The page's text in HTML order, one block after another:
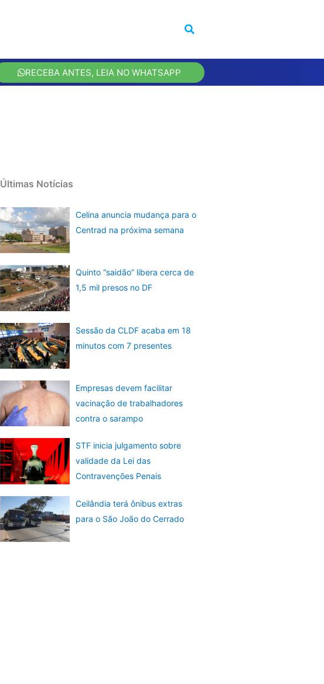
RECEBA ANTES, LEIA NO WHATSAPP
Últimas Notícias
Celina anuncia mudança para o
Centrad na próxima semana
Quinto “saidão” libera cerca de
1,5 mil presos no DF
Sessão da CLDF acaba em 18
minutos com 7 presentes
Empresas devem facilitar
vacinação de trabalhadores
contra o sarampo
STF inicia julgamento sobre
validade da Lei das
Contravenções Penais
Ceilândia terá ônibus extras
para o São João do Cerrado